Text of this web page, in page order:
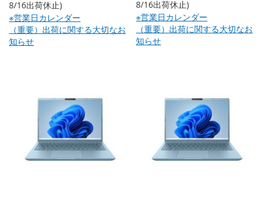
8/16出荷休止)
※営業日カレンダー
（重要）出荷に関する大切なお
知らせ
8/16出荷休止)
※営業日カレンダー
（重要）出荷に関する大切なお
知らせ